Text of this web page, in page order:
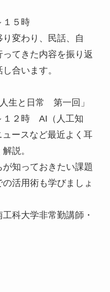
１５時
変わり、民話、自
てきた内容を振り返
し合います。
生と日常 第一回」
１２時 AI（人工知
ースなど最近よく耳
説。
知っておきたい課題
活用術も学びましょ
科大学非常勤講師・